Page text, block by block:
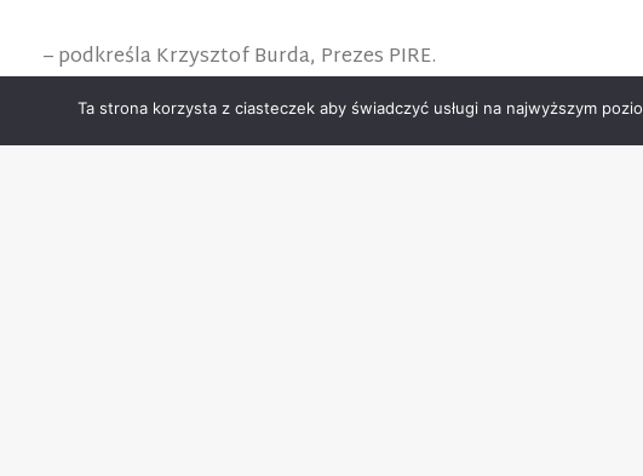
– podkreśla Krzysztof Burda, Prezes PIRE.
Inne programy wsparcia rozwoju elektromobilności
Ta strona korzysta z ciasteczek aby świadczyć usługi na najwyższym